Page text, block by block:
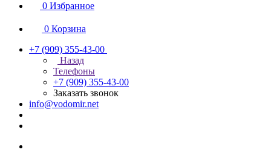
0 Избранное
0 Корзина
+7 (909) 355-43-00
Назад
Телефоны
+7 (909) 355-43-00
Заказать звонок
info@vodomir.net